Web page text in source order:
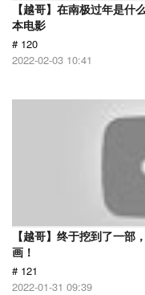
【越哥】在南极过年是什
本电影
# 120
2022-02-03 10:41
【越哥】终于挖到了一部
画！
# 121
2022-01-31 09:39